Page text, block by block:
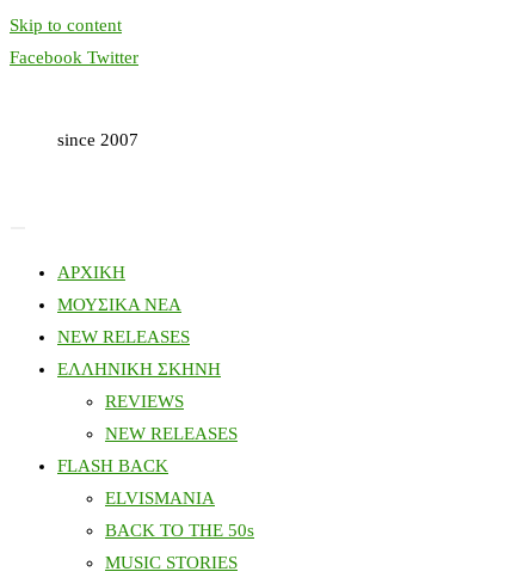
Skip to content
Facebook Twitter
since 2007
ΑΡΧΙΚΗ
ΜΟΥΣΙΚΑ ΝΕΑ
NEW RELEASES
ΕΛΛΗΝΙΚΗ ΣΚΗΝΗ
REVIEWS
NEW RELEASES
FLASH BACK
ELVISMANIA
BACK TO THE 50s
MUSIC STORIES